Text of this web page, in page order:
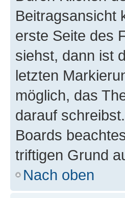
Beitragsansicht
erste Seite des
siehst, dann ist
letzten
möglich, das
darauf
Boards
triftigen Grund
Nach oben